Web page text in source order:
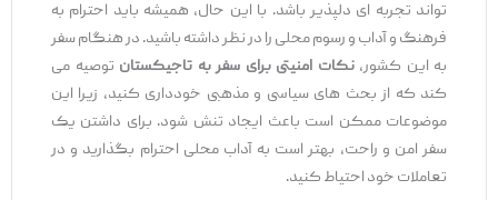
‌تواند تجربه ‌ای دلپذیر باشد. با این حال، همیشه باید احترام به
فرهنگ و آداب و رسوم محلی را در نظر داشته باشید. در هنگام سفر
به این کشور،نکات امنیتی برای سفر به تاجیکستانتوصیه می‌
کند که از بحث ‌های سیاسی و مذهبی خودداری کنید، زیرا این
موضوعات ممکن است باعث ایجاد تنش شود. برای داشتن یک
سفر امن و راحت، بهتر است به آداب محلی احترام بگذارید و در
تعاملات خود احتیاط کنید.